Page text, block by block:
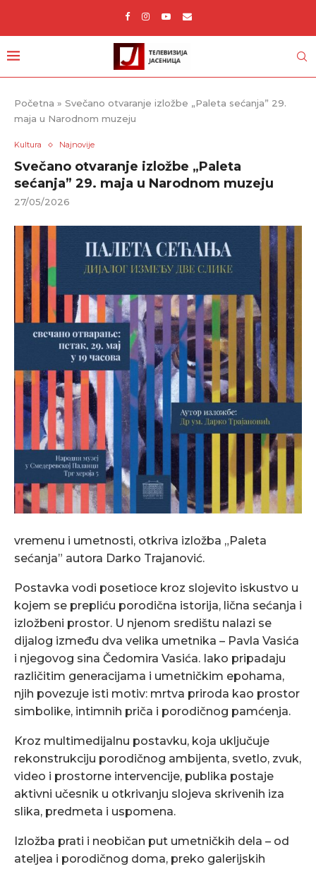
Početna » Svečano otvaranje izložbe „Paleta sećanja” 29.
maja u Narodnom muzeju
Kultura Najnovije
Svečano otvaranje izložbe „Paleta
sećanja” 29. maja u Narodnom muzeju
27/05/2026
vremenu i umetnosti, otkriva izložba „Paleta
sećanja” autora Darko Trajanović.
Postavka vodi posetioce kroz slojevito iskustvo u
kojem se prepliću porodična istorija, lična sećanja i
izložbeni prostor. U njenom središtu nalazi se
dijalog između dva velika umetnika – Pavla Vasića
i njegovog sina Čedomira Vasića. Iako pripadaju
različitim generacijama i umetničkim epohama,
njih povezuje isti motiv: mrtva priroda kao prostor
simbolike, intimnih priča i porodičnog pamćenja.
Kroz multimedijalnu postavku, koja uključuje
rekonstrukciju porodičnog ambijenta, svetlo, zvuk,
video i prostorne intervencije, publika postaje
aktivni učesnik u otkrivanju slojeva skrivenih iza
slika, predmeta i uspomena.
Izložba prati i neobičan put umetničkih dela – od
ateljea i porodičnog doma, preko galerijskih